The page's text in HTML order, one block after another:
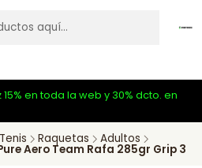
en toda la web y 30% dcto. en
Tenis Raquetas Adultos
Aero Team Rafa 285gr Grip 3